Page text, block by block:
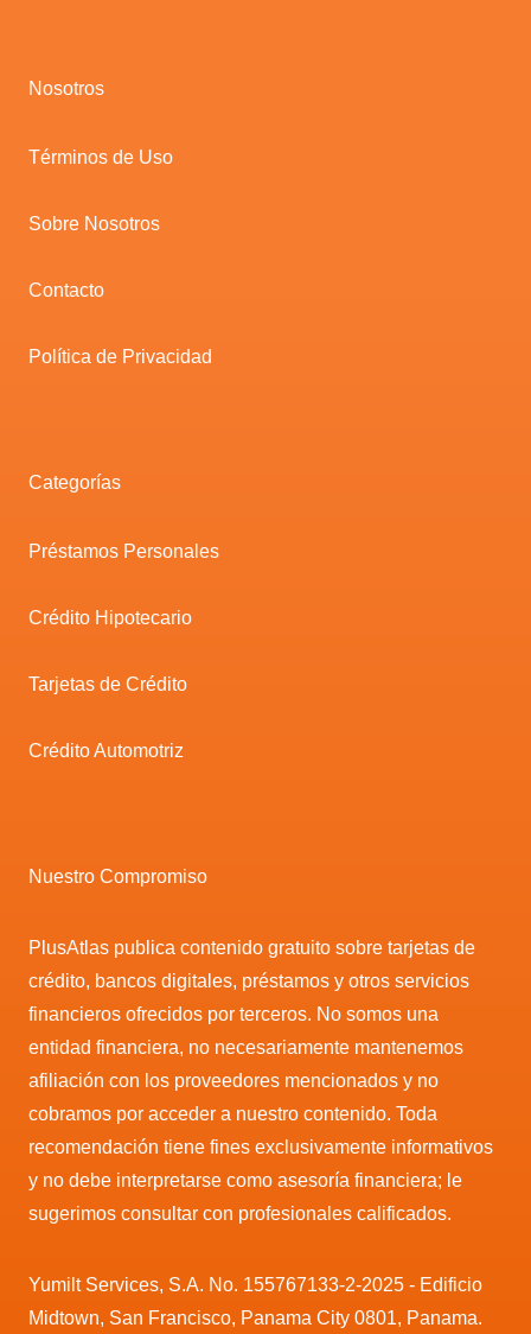
Nosotros
Términos de Uso
Sobre Nosotros
Contacto
Política de Privacidad
Categorías
Préstamos Personales
Crédito Hipotecario
Tarjetas de Crédito
Crédito Automotriz
Nuestro Compromiso
PlusAtlas publica contenido gratuito sobre tarjetas de
crédito, bancos digitales, préstamos y otros servicios
financieros ofrecidos por terceros. No somos una
entidad financiera, no necesariamente mantenemos
afiliación con los proveedores mencionados y no
cobramos por acceder a nuestro contenido. Toda
recomendación tiene fines exclusivamente informativos
y no debe interpretarse como asesoría financiera; le
sugerimos consultar con profesionales calificados.
Yumilt Services, S.A. No. 155767133-2-2025 - Edificio
Midtown, San Francisco, Panama City 0801, Panama.